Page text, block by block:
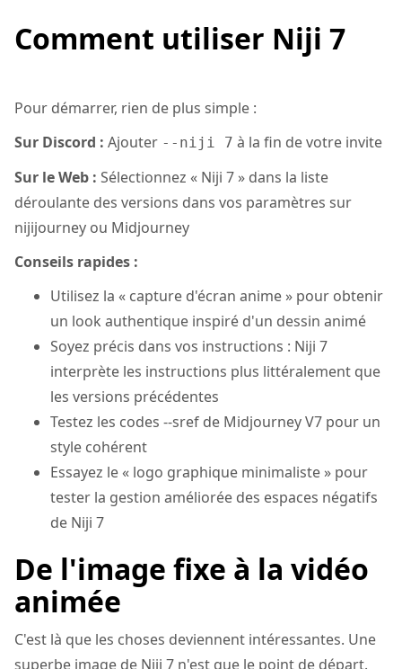
Comment utiliser Niji 7
Pour démarrer, rien de plus simple :
Sur Discord : Ajouter --niji 7 à la fin de votre invite
Sur le Web : Sélectionnez « Niji 7 » dans la liste
déroulante des versions dans vos paramètres sur
nijijourney ou Midjourney
Conseils rapides :
Utilisez la « capture d'écran anime » pour obtenir
un look authentique inspiré d'un dessin animé
Soyez précis dans vos instructions : Niji 7
interprète les instructions plus littéralement que
les versions précédentes
Testez les codes --sref de Midjourney V7 pour un
style cohérent
Essayez le « logo graphique minimaliste » pour
tester la gestion améliorée des espaces négatifs
de Niji 7
De l'image fixe à la vidéo
animée
C'est là que les choses deviennent intéressantes. Une
superbe image de Niji 7 n'est que le point de départ.